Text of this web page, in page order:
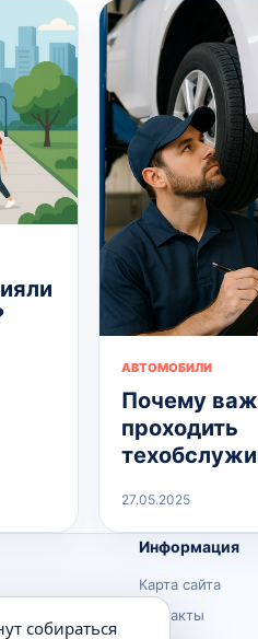
АВТОМОБИЛИ
Почему
проходить
27.05.2025
Информация
Карта сайта
Контакты
собираться